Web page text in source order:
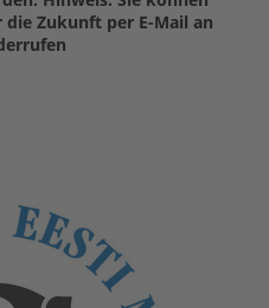
Zukunft per E-Mail an